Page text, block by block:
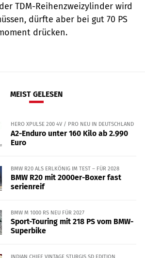
TDM-Reihenzweizylinder wird
dürfte aber bei gut 70 PS
drücken.
MEIST GELESEN
HERO XPULSE 200 4V / PRO NEU IN DEUTSCHLAND
A2-Enduro unter 160 Kilo ab 2.990
Euro
BMW R20 ALS ERLKÖNIG IM TEST – FÜR 2028
BMW R20 mit 2000er-Boxer fast
serienreif
BMW M 1000 RS NEU FÜR 2027
Sport-Touring mit 218 PS vom BMW-
Superbike
INDIAN CHIEF VINTAGE STURGIS SD EDITION